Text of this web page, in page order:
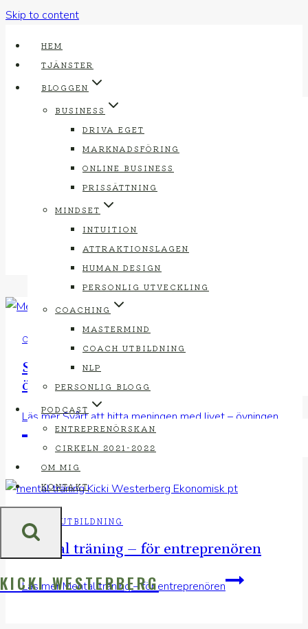
Skip to content
HEM
TJÄNSTER
BLOGGEN
BUSINESS
DRIVA EGET
MARKNADSFÖRING
ONLINE BUSINESS
PRISSÄTTNING
MINDSET
INTUITION
ATTRAKTIONSLAGEN
HUMAN DESIGN
PERSONLIG UTVECKLING
COACHING
MASTERMIND
COACH UTBILDNING
NLP
PERSONLIG BLOGG
PODCAST
ENTREPRENÖRSKAN
CIRKELN 2021-2022
OM MIG
KONTAKT
KICKI WESTERBERG
Coach Utbildning
För dig som coachar eller guidar andra. Nyckeln till framgång är
att bli bra på att hjälpa andra att skapa varaktig förändring. Här
hittar du inlägg för dig.
COACH UTBILDNING
Svårt att hitta meningen med livet –
övningen
Läs merSvårt att hitta meningen med livet – övningen
COACH UTBILDNING
Mental träning – för entreprenören
Läs merMental träning – för entreprenören